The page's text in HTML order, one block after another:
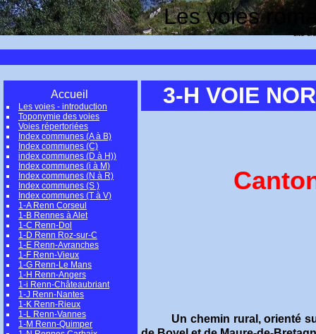
Les voies
site
Accueil
Les voies - introduction
Toponymie des voies
Voies répertoriées
Index communes (A à B)
Index communes (C)
index communes (D à H))
Index communes (i à M)
Index communes (N à R)
Index communes (S )
Index communes (T à V)
1-A Renn Corseul
1-B Rennes à Alet
1-C Renn-Dol
1-D Renn Roz-sur-C
1-E Renn-Avranches
1-F Renn-Vieux
1-G Renn-Le Mans
1-H Renn-Angers
1-i Renn-Châteaubriant
1-J Renn-Nantes
1-K Renn-Rieux
1-L Renn-Vannes
1-M Renn-Quimper
3-H VOIE
Un chemin rural, orienté